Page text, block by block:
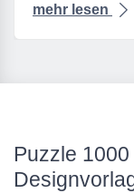
mehr lesen
Puzzle